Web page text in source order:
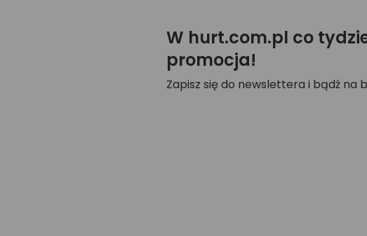
W hurt.com.pl co
promocja!
Zapisz się do newslettera i bądź na